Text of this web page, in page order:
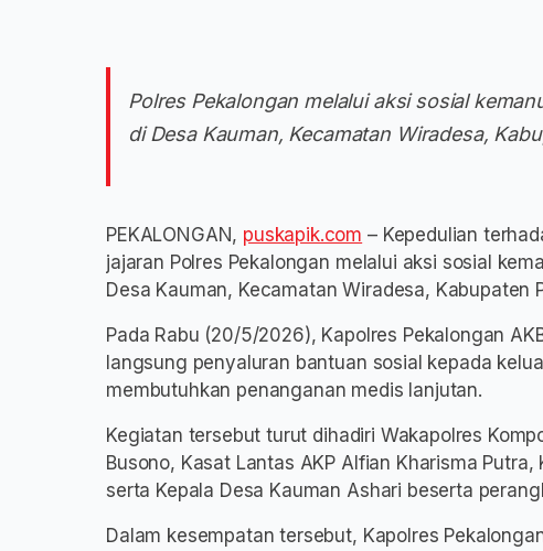
Polres Pekalongan melalui aksi sosial
di Desa Kauman, Kecamatan Wiradesa,
PEKALONGAN, puskapik.com – Kepedulian
jajaran Polres Pekalongan melalui aksi sosial
Desa Kauman, Kecamatan Wiradesa, Kabupaten
Pada Rabu (20/5/2026), Kapolres Pekalongan
langsung penyaluran bantuan sosial kepada
membutuhkan penanganan medis lanjutan.
Kegiatan tersebut turut dihadiri Wakapolres
Busono, Kasat Lantas AKP Alfian Kharisma
serta Kepala Desa Kauman Ashari beserta
Dalam kesempatan tersebut, Kapolres